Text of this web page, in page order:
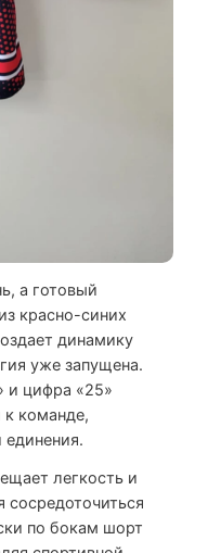
а готовый
красно-синих
динамику
уже запущена.
и цифра «25»
команде,
единения.
легкость и
по бокам шорт